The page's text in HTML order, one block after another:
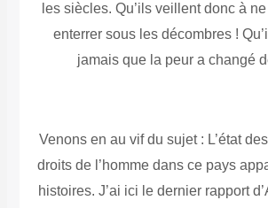
les siècles. Qu’ils veillent donc à
enterrer sous les décombres !
jamais que la peur a changé
Venons en au vif du sujet : L’état
droits de l’homme dans ce pays
histoires. J’ai ici le dernier rapport